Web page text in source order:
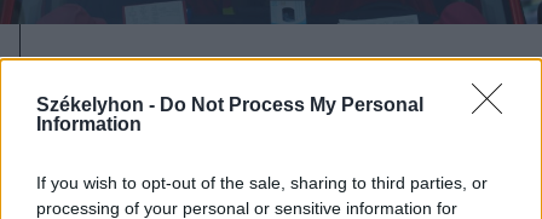
Székelyhon - Do Not Process My Personal
Information
If you wish to opt-out of the sale, sharing to third parties, or
processing of your personal or sensitive information for
2026. augusztus 05., szerda
Több mint 25 bevetésük volt két
nap alatt a Hargita megyei
tűzoltóknak